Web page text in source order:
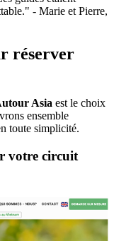
- Marie et Pierre,
réserver
Asia est le choix
ensemble
toute simplicité.
votre circuit